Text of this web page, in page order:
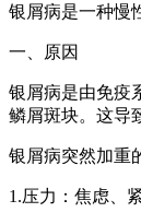
银屑病是一种慢
一、原因
银屑病是由免疫
鳞屑斑块。这导
银屑病突然加重
1.压力：焦虑、